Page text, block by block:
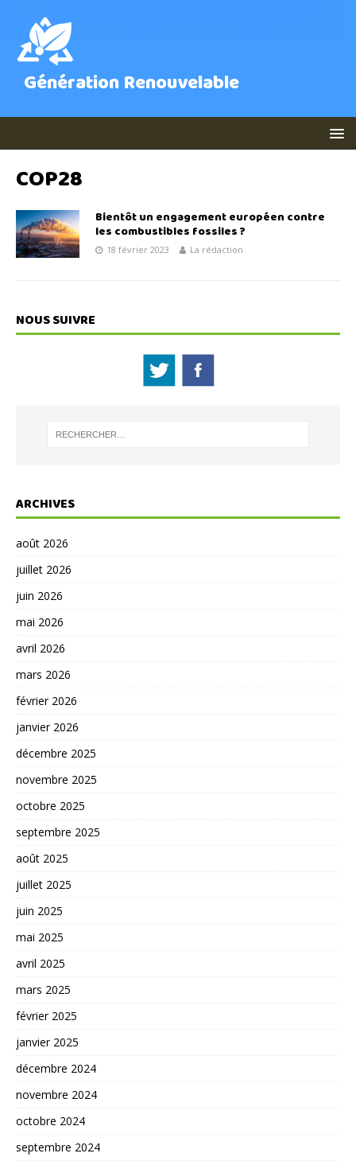
Génération Renouvelable
COP28
Bientôt un engagement européen contre
les combustibles fossiles ?
18 février 2023 La rédaction
NOUS SUIVRE
ARCHIVES
août 2026
juillet 2026
juin 2026
mai 2026
avril 2026
mars 2026
février 2026
janvier 2026
décembre 2025
novembre 2025
octobre 2025
septembre 2025
août 2025
juillet 2025
juin 2025
mai 2025
avril 2025
mars 2025
février 2025
janvier 2025
décembre 2024
novembre 2024
octobre 2024
septembre 2024